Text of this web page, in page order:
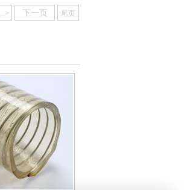
体内容我们看文章。
...> 下一页 尾页